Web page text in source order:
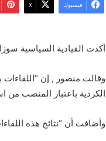
فيسبوك ‫X
أكدت القيادية السياسية
وقالت منصور , إن
الكردية باعتبار المنصب من
وأضافت أن “نتائج هذه